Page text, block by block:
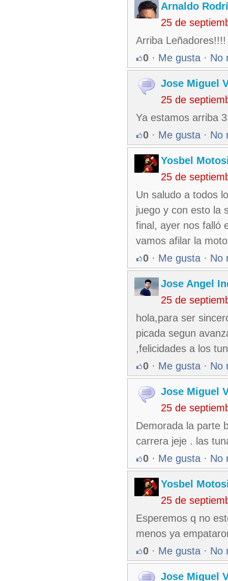
Arnaldo
25 de
Arriba Leñadores!!!!
0 · Me gusta · No
Jose Miguel
25 de
Ya estamos arriba
0 · Me gusta · No
Yosbel
25 de
Un saludo a todos
juego y con esto la
final, ayer nos falló
vamos afilar la
0 · Me gusta · No
Jose Angel
25 de
hola,para ser
picada segun
,felicidades a los
0 · Me gusta · No
Jose Miguel
25 de
Demorada la parte
carrera jeje . las
0 · Me gusta · No
Yosbel
25 de
Esperemos q no
menos ya
0 · Me gusta · No
Jose Miguel